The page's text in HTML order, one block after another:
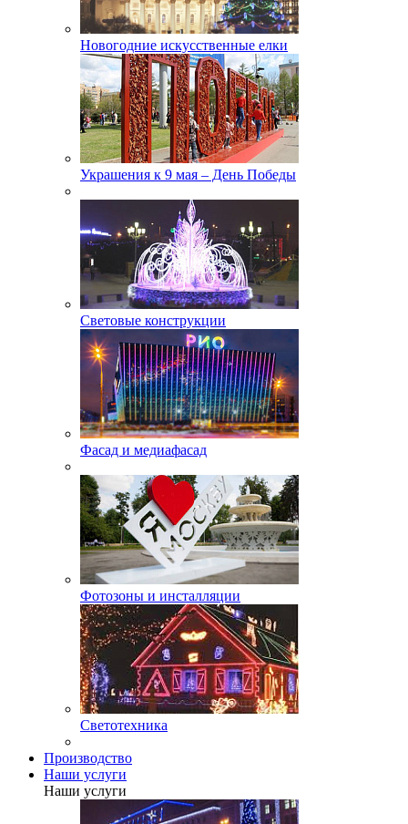
Новогодние искусственные елки
Украшения к 9 мая – День Победы
Световые конструкции
Фасад и медиафасад
Фотозоны и инсталляции
Светотехника
Производство
Наши услуги
Наши услуги